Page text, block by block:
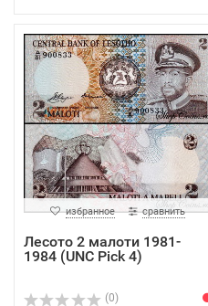
избранное сравнить
Лесото 2 малоти 1981-
1984 (UNC Pick 4)
(0)